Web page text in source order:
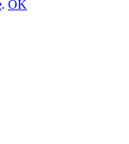
. OK